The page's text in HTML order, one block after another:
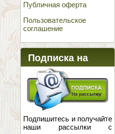
Публичная оферта
Пользовательское
соглашение
Подписка на
новости
Подпишитесь и получайте
наши рассылки с